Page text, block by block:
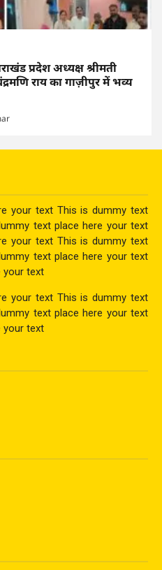
प्रदेश अध्यक्ष श्रीमती
राय का गाज़ीपुर में भव्य
your text This is dummy text
text place here your text
your text This is dummy text
text place here your text
your text
your text This is dummy text
text place here your text
your text